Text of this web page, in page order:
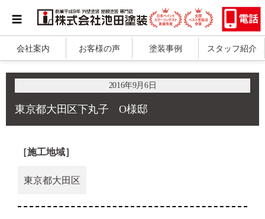
会社案内 お客様の声 塗装事例 スタッフ紹介
2016年9月6日
東京都大田区下丸子 O様邸
［施工地域］
東京都大田区